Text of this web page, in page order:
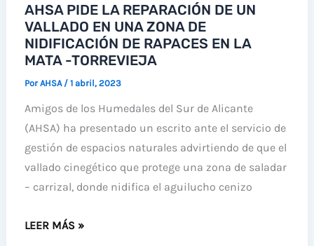
RECONECTAR
ESPACIOS
DE
LA
RED
NATURA
AHSA PIDE LA REPARACIÓN DE UN
VALLADO EN UNA ZONA DE
NIDIFICACIÓN DE RAPACES EN LA
MATA -TORREVIEJA
PorAHSA / 1 abril, 2023
Amigos de los Humedales del Sur de Alicante
(AHSA) ha presentado un escrito ante el servicio de
gestión de espacios naturales advirtiendo de que el
vallado cinegético que protege una zona de saladar
– carrizal, donde nidifica el aguilucho cenizo
AHSA
LEER MÁS »